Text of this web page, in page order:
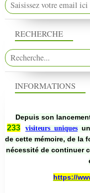
RECHERCHE
INFORMATIONS
Depuis son
233
visiteurs uniques
de cette mémoire, de la
nécessité de continuer
https://